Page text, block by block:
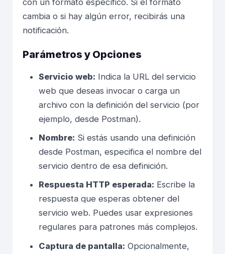
cambia o si hay algún error, recibirás una
notificación.
Parámetros y Opciones
Servicio web: Indica la URL del servicio
web que deseas invocar o carga un
archivo con la definición del servicio (por
ejemplo, desde Postman).
Nombre: Si estás usando una definición
desde Postman, especifica el nombre del
servicio dentro de esa definición.
Respuesta HTTP esperada: Escribe la
respuesta que esperas obtener del
servicio web. Puedes usar expresiones
regulares para patrones más complejos.
Captura de pantalla: Opcionalmente,